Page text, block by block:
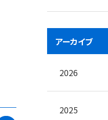
アーカイブ
2026
2025